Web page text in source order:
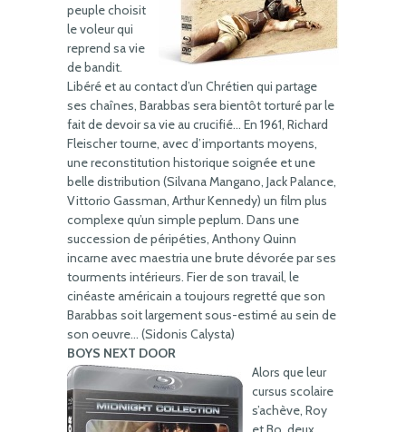
peuple choisit
le voleur qui
reprend sa vie
de bandit.
Libéré et au contact d’un Chrétien qui partage
ses chaînes, Barabbas sera bientôt torturé par le
fait de devoir sa vie au crucifié… En 1961, Richard
Fleischer tourne, avec d’importants moyens,
une reconstitution historique soignée et une
belle distribution (Silvana Mangano, Jack Palance,
Vittorio Gassman, Arthur Kennedy) un film plus
complexe qu’un simple peplum. Dans une
succession de péripéties, Anthony Quinn
incarne avec maestria une brute dévorée par ses
tourments intérieurs. Fier de son travail, le
cinéaste américain a toujours regretté que son
Barabbas soit largement sous-estimé au sein de
son oeuvre… (Sidonis Calysta)
BOYS NEXT DOOR
Alors que leur
cursus scolaire
s’achève, Roy